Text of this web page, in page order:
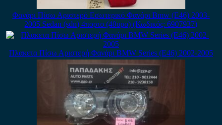
Φανάρι Πίσω Αριστερό Εσωτερικό Φανάρι Bmw (E46) 2003-
2005 Sedan (sdn) 4πορτο (4θυρο) (Κωδικός: 6907937)
Πλακετα Πίσω Αριστερή Φανάρι BMW Series (E46) 2002-2005